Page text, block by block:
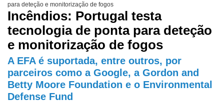
para deteção e monitorização de fogos
Incêndios: Portugal testa
tecnologia de ponta para deteção
e monitorização de fogos
A EFA é suportada, entre outros, por
parceiros como a Google, a Gordon and
Betty Moore Foundation e o Environmental
Defense Fund